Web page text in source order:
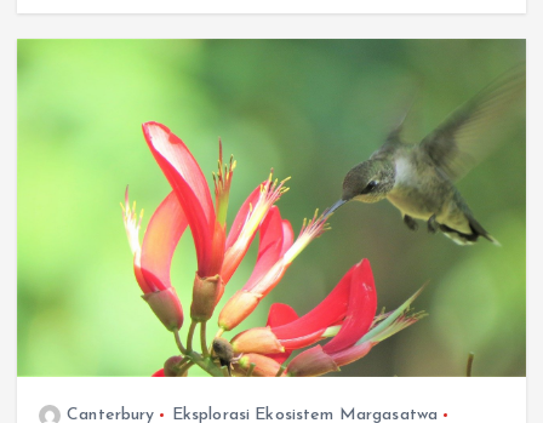
Canterbury
Eksplorasi Ekosistem Margasatwa